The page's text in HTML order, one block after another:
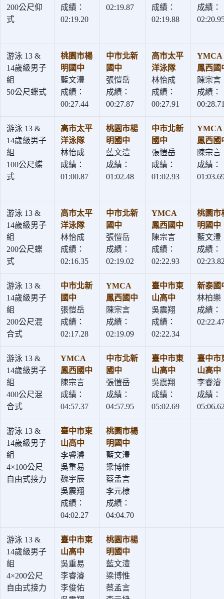
200公尺仰
式
成績：
02:19.20
02:19.87
成績：
02:19.88
成績：
游泳 13 &
14歲級男子
組
50公尺蝶式
桃園市楊
明國中
藍文澧
成績：
00:27.44
中市北新
國中
張愷岳
成績：
00:27.87
高市太平
洋泳隊
林怡成
成績：
00:27.91
YMCA
鳳西國
陳宗言
成績：
游泳 13 &
14歲級男子
組
100公尺蝶
式
高市太平
洋泳隊
林怡成
成績：
01:00.87
桃園市楊
明國中
藍文澧
成績：
01:02.48
中市北新
國中
張愷岳
成績：
01:02.93
YMCA
鳳西國
陳宗言
成績：
游泳 13 &
14歲級男子
組
200公尺蝶
式
高市太平
洋泳隊
林怡成
成績：
02:16.35
中市北新
國中
張愷岳
成績：
02:19.02
YMCA
鳳西國中
陳宗言
成績：
02:22.93
桃園市
明國中
藍文澧
成績：
游泳 13 &
14歲級男子
組
200公尺混
合式
中市北新
國中
張愷岳
成績：
02:17.28
YMCA
鳳西國中
陳宗言
成績：
02:19.09
臺中市東
山高中
吳震翔
成績：
02:22.34
新泰國
林柏樂
成績：
游泳 13 &
14歲級男子
組
400公尺混
合式
YMCA
鳳西國中
陳宗言
成績：
04:57.37
中市北新
國中
張愷岳
成績：
04:57.95
臺中市東
山高中
吳震翔
成績：
05:02.69
臺中市
山高中
李睿濬
成績：
游泳 13 &
14歲級男子
組
4×100公尺
自由式接力
臺中市東
山高中
李睿濬
吳重易
魏宇辰
吳震翔
成績：
04:02.27
桃園市楊
明國中
藍文澧
梁博惟
蔡孟言
李元棣
成績：
04:04.70
游泳 13 &
14歲級男子
組
4×200公尺
自由式接力
臺中市東
山高中
吳重易
李睿濬
李俊佑
桃園市楊
明國中
藍文澧
梁博惟
蔡孟言